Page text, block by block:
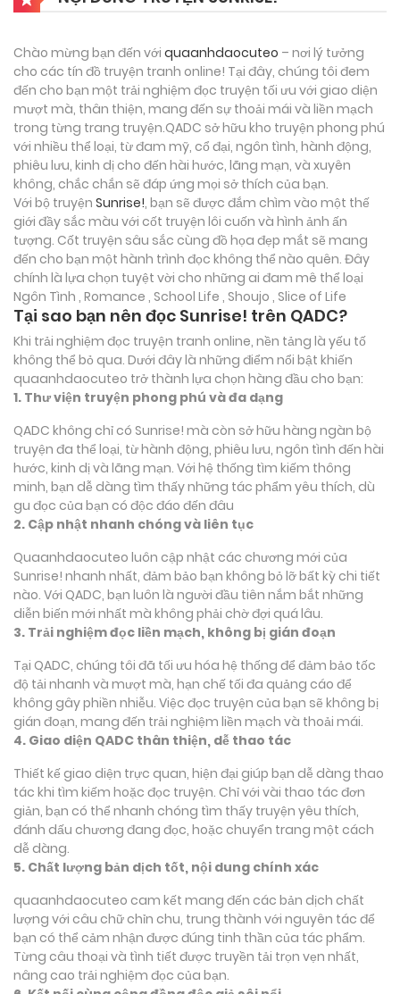
Chào mừng bạn đến với quaanhdaocuteo – nơi lý tưởng
cho các tín đồ truyện tranh online! Tại đây, chúng tôi đem
đến cho bạn một trải nghiệm đọc truyện tối ưu với giao diện
mượt mà, thân thiện, mang đến sự thoải mái và liền mạch
trong từng trang truyện.QADC sở hữu kho truyện phong phú
với nhiều thể loại, từ đam mỹ, cổ đại, ngôn tình, hành động,
phiêu lưu, kinh dị cho đến hài hước, lãng mạn, và xuyên
không, chắc chắn sẽ đáp ứng mọi sở thích của bạn.
Với bộ truyện Sunrise!, bạn sẽ được đắm chìm vào một thế
giới đầy sắc màu với cốt truyện lôi cuốn và hình ảnh ấn
tượng. Cốt truyện sâu sắc cùng đồ họa đẹp mắt sẽ mang
đến cho bạn một hành trình đọc không thể nào quên. Đây
chính là lựa chọn tuyệt vời cho những ai đam mê thể loại
Ngôn Tình , Romance , School Life , Shoujo , Slice of Life
Tại sao bạn nên đọc Sunrise! trên QADC?
Khi trải nghiệm đọc truyện tranh online, nền tảng là yếu tố
không thể bỏ qua. Dưới đây là những điểm nổi bật khiến
quaanhdaocuteo trở thành lựa chọn hàng đầu cho bạn:
1. Thư viện truyện phong phú và đa dạng
QADC không chỉ có Sunrise! mà còn sở hữu hàng ngàn bộ
truyện đa thể loại, từ hành động, phiêu lưu, ngôn tình đến hài
hước, kinh dị và lãng mạn. Với hệ thống tìm kiếm thông
minh, bạn dễ dàng tìm thấy những tác phẩm yêu thích, dù
gu đọc của bạn có độc đáo đến đâu
2. Cập nhật nhanh chóng và liên tục
Quaanhdaocuteo luôn cập nhật các chương mới của
Sunrise! nhanh nhất, đảm bảo bạn không bỏ lỡ bất kỳ chi tiết
nào. Với QADC, bạn luôn là người đầu tiên nắm bắt những
diễn biến mới nhất mà không phải chờ đợi quá lâu.
3. Trải nghiệm đọc liền mạch, không bị gián đoạn
Tại QADC, chúng tôi đã tối ưu hóa hệ thống để đảm bảo tốc
độ tải nhanh và mượt mà, hạn chế tối đa quảng cáo để
không gây phiền nhiễu. Việc đọc truyện của bạn sẽ không bị
gián đoạn, mang đến trải nghiệm liền mạch và thoải mái.
4. Giao diện QADC thân thiện, dễ thao tác
Thiết kế giao diện trực quan, hiện đại giúp bạn dễ dàng thao
tác khi tìm kiếm hoặc đọc truyện. Chỉ với vài thao tác đơn
giản, bạn có thể nhanh chóng tìm thấy truyện yêu thích,
đánh dấu chương đang đọc, hoặc chuyển trang một cách
dễ dàng.
5. Chất lượng bản dịch tốt, nội dung chính xác
quaanhdaocuteo cam kết mang đến các bản dịch chất
lượng với câu chữ chỉn chu, trung thành với nguyên tác để
bạn có thể cảm nhận được đúng tinh thần của tác phẩm.
Từng câu thoại và tình tiết được truyền tải trọn vẹn nhất,
nâng cao trải nghiệm đọc của bạn.